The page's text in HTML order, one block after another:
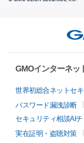
GMOインターネッ
世界初総合ネットセ
パスワード漏洩診断
セキュリティ相談AIチ
実在証明・盗聴対策